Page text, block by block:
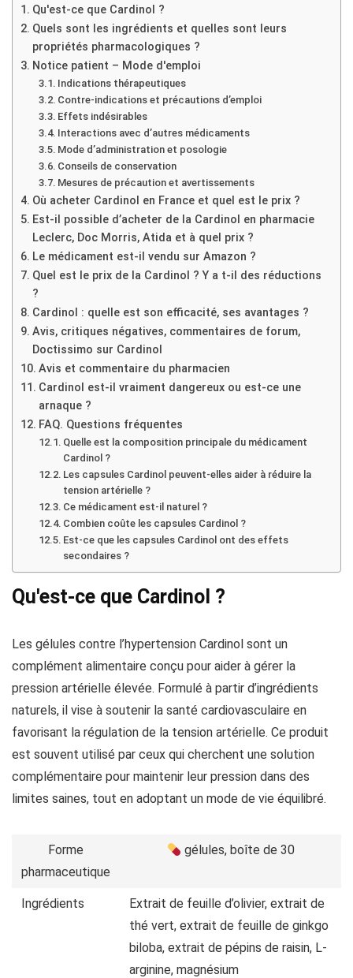
Qu'est-ce que Cardinol ?
Quels sont les ingrédients et quelles sont leurs
propriétés pharmacologiques ?
Notice patient – Mode d'emploi
Indications thérapeutiques
Contre-indications et précautions d’emploi
Effets indésirables
Interactions avec d’autres médicaments
Mode d’administration et posologie
Conseils de conservation
Mesures de précaution et avertissements
Où acheter Cardinol en France et quel est le prix ?
Est-il possible d’acheter de la Cardinol en pharmacie
Leclerc, Doc Morris, Atida et à quel prix ?
Le médicament est-il vendu sur Amazon ?
Quel est le prix de la Cardinol ? Y a t-il des réductions
?
Cardinol : quelle est son efficacité, ses avantages ?
Avis, critiques négatives, commentaires de forum,
Doctissimo sur Cardinol
Avis et commentaire du pharmacien
Cardinol est-il vraiment dangereux ou est-ce une
arnaque ?
FAQ. Questions fréquentes
Quelle est la composition principale du médicament
Cardinol ?
Les capsules Cardinol peuvent-elles aider à réduire la
tension artérielle ?
Ce médicament est-il naturel ?
Combien coûte les capsules Cardinol ?
Est-ce que les capsules Cardinol ont des effets
secondaires ?
Qu'est-ce que Cardinol ?
Les gélules contre l’hypertension Cardinol sont un
complément alimentaire conçu pour aider à gérer la
pression artérielle élevée. Formulé à partir d’ingrédients
naturels, il vise à soutenir la santé cardiovasculaire en
favorisant la régulation de la tension artérielle. Ce produit
est souvent utilisé par ceux qui cherchent une solution
complémentaire pour maintenir leur pression dans des
limites saines, tout en adoptant un mode de vie équilibré.
Forme
pharmaceutique
gélules, boîte de 30
Ingrédients
Extrait de feuille d’olivier, extrait de
thé vert, extrait de feuille de ginkgo
biloba, extrait de pépins de raisin, L-
arginine, magnésium